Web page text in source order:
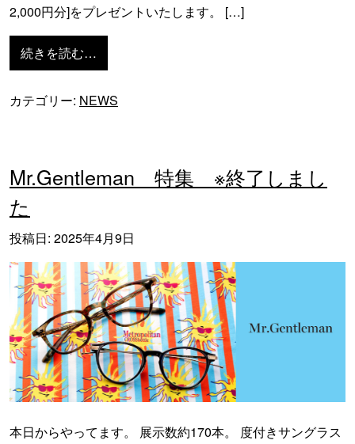
2,000円分]をプレゼントいたします。 […]
続きを読む…
カテゴリー: NEWS
Mr.Gentleman 特集 ※終了しまし
た
投稿日: 2025年4月9日
本日からやってます。 展示数約170本。 度付きサングラス